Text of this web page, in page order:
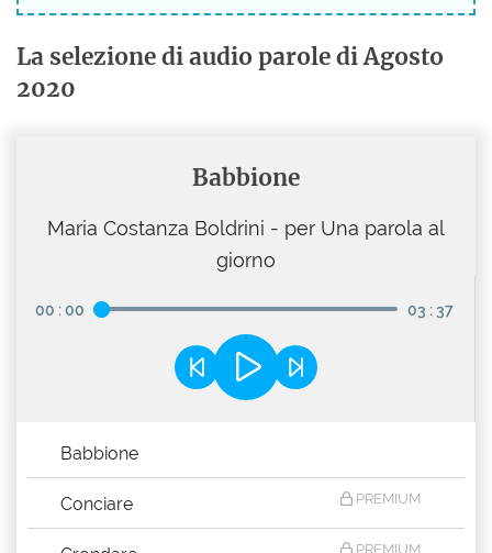
La selezione di audio parole di Agosto
2020
Babbione
Maria Costanza Boldrini - per Una parola al
giorno
00 :00 03 :37
Babbione
Conciare PREMIUM
PREMIUM